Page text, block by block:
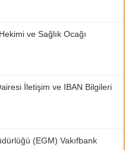
ve Sağlık Ocağı
İletişim ve IBAN Bilgileri
(EGM) Vakıfbank